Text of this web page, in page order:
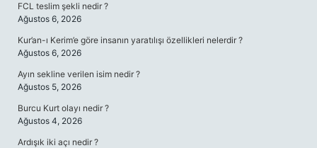
FCL teslim şekli nedir ?
Ağustos 6, 2026
Kur’an-ı Kerim’e göre insanın yaratılışı özellikleri nelerdir ?
Ağustos 6, 2026
Ayın sekline verilen isim nedir ?
Ağustos 5, 2026
Burcu Kurt olayı nedir ?
Ağustos 4, 2026
Ardışık iki açı nedir ?